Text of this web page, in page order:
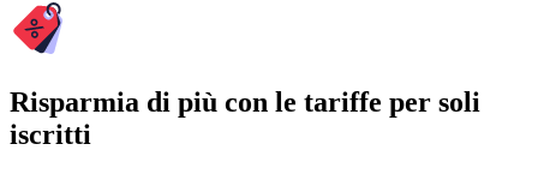
Risparmia di più con le tariffe per soli
iscritti